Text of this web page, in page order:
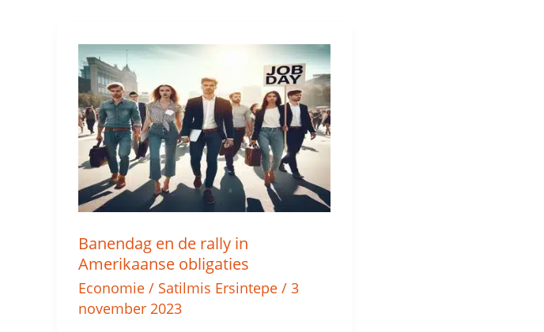
Banendag en de rally in
Amerikaanse obligaties
Economie / Satilmis Ersintepe / 3
november 2023
Banendag
en
de
rally
in
Amerikaanse
obligaties